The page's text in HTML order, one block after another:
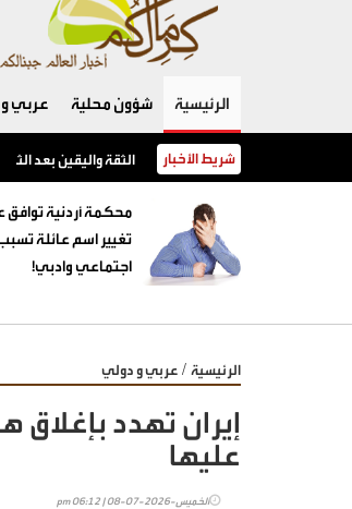
الرئيسية شؤون محلية عربي
شريط الأخبار الثقة واليقين بعد الثبات
محكمة أردنية
تغيير اسم عائلة
اجتماعي وادبي!
الرئيسية / عربي و دولي
إيران تهدد
عليها
الخميس-2026-07-08 | 06:12 pm